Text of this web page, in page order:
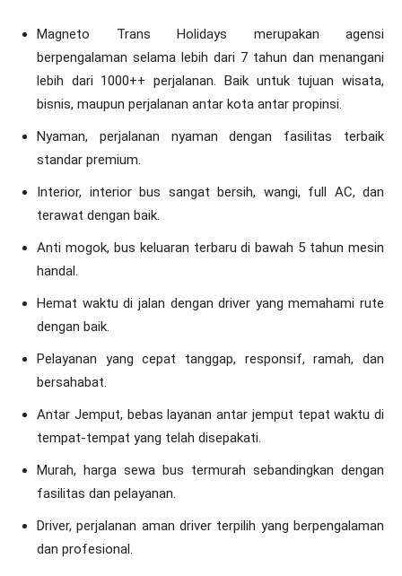
Magneto Trans Holidays merupakan agensi
berpengalaman selama lebih dari 7 tahun dan menangani
lebih dari 1000++ perjalanan. Baik untuk tujuan wisata,
bisnis, maupun perjalanan antar kota antar propinsi.
Nyaman, perjalanan nyaman dengan fasilitas terbaik
standar premium.
Interior, interior bus sangat bersih, wangi, full AC, dan
terawat dengan baik.
Anti mogok, bus keluaran terbaru di bawah 5 tahun mesin
handal.
Hemat waktu di jalan dengan driver yang memahami rute
dengan baik.
Pelayanan yang cepat tanggap, responsif, ramah, dan
bersahabat.
Antar Jemput, bebas layanan antar jemput tepat waktu di
tempat-tempat yang telah disepakati.
Murah, harga sewa bus termurah sebandingkan dengan
fasilitas dan pelayanan.
Driver, perjalanan aman driver terpilih yang berpengalaman
dan profesional.